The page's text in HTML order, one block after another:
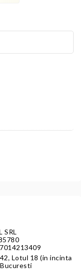
SRL
Lotul 18 (in incinta